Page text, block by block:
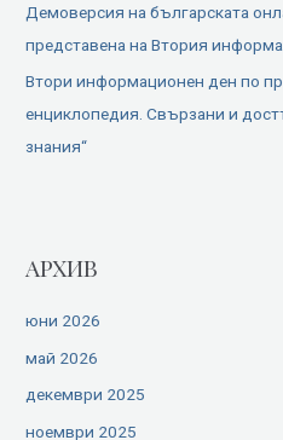
Демоверсия на българската
представена на Втория
Втори информационен ден по
енциклопедия. Свързани и
знания“
АРХИВ
юни 2026
май 2026
декември 2025
ноември 2025